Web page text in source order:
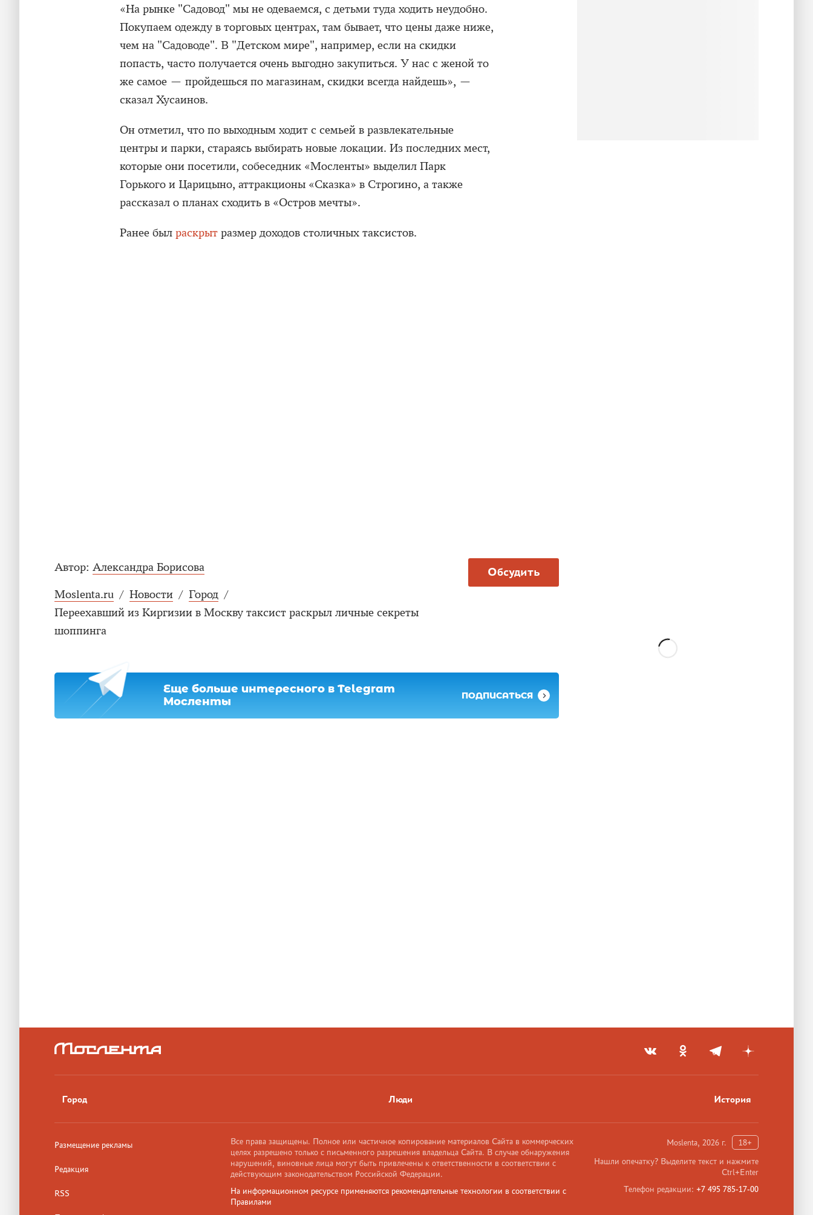
«На рынке "Садовод" мы не одеваемся, с детьми туда ходить неудобно.
Покупаем одежду в торговых центрах, там бывает, что цены даже ниже,
чем на "Садоводе". В "Детском мире", например, если на скидки
попасть, часто получается очень выгодно закупиться. У нас с женой то
же самое — пройдешься по магазинам, скидки всегда найдешь», —
сказал Хусаинов.
Он отметил, что по выходным ходит с семьей в развлекательные
центры и парки, стараясь выбирать новые локации. Из последних мест,
которые они посетили, собеседник «Мосленты» выделил Парк
Горького и Царицыно, аттракционы «Сказка» в Строгино, а также
рассказал о планах сходить в «Остров мечты».
Ранее был раскрыт размер доходов столичных таксистов.
Обсудить
Автор: Александра Борисова
Moslenta.ru / Новости / Город /
Переехавший из Киргизии в Москву таксист раскрыл личные секреты
шоппинга
Еще больше интересного в Telegram
Мосленты
ПОДПИСАТЬСЯ
Город Люди История
Размещение рекламы
Редакция
RSS
Moslenta, 2026 г.
18+
Нашли опечатку? Выделите текст и нажмите
Ctrl+Enter
Телефон редакции: +7 495 785-17-00
Все права защищены. Полное или частичное копирование материалов Сайта в коммерческих
целях разрешено только с письменного разрешения владельца Сайта. В случае обнаружения
нарушений, виновные лица могут быть привлечены к ответственности в соответствии с
действующим законодательством Российской Федерации.
На информационном ресурсе применяются рекомендательные технологии в соответствии с
Правилами